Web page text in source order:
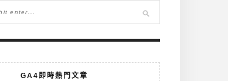
GA4即時熱門文章